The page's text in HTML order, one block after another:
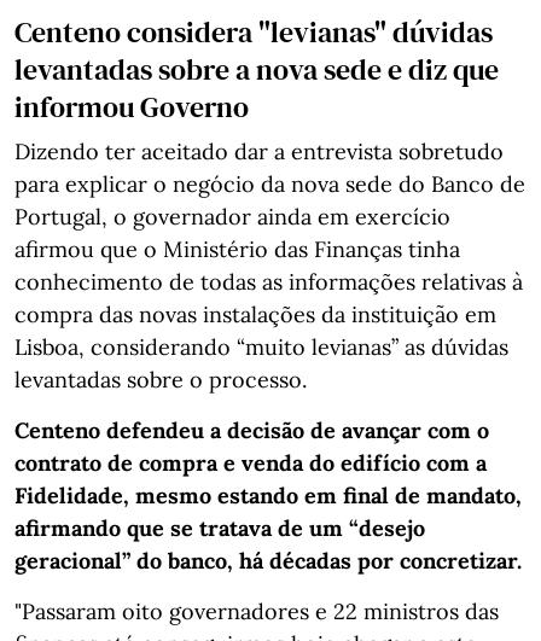
Centeno considera "levianas" dúvidas
levantadas sobre a nova sede e diz que
informou Governo
Dizendo ter aceitado dar a entrevista sobretudo
para explicar o negócio da nova sede do Banco de
Portugal, o governador ainda em exercício
afirmou que o Ministério das Finanças tinha
conhecimento de todas as informações relativas à
compra das novas instalações da instituição em
Lisboa, considerando “muito levianas” as dúvidas
levantadas sobre o processo.
Centeno defendeu a decisão de avançar com o
contrato de compra e venda do edifício com a
Fidelidade, mesmo estando em final de mandato,
afirmando que se tratava de um “desejo
geracional” do banco, há décadas por concretizar.
"Passaram oito governadores e 22 ministros das